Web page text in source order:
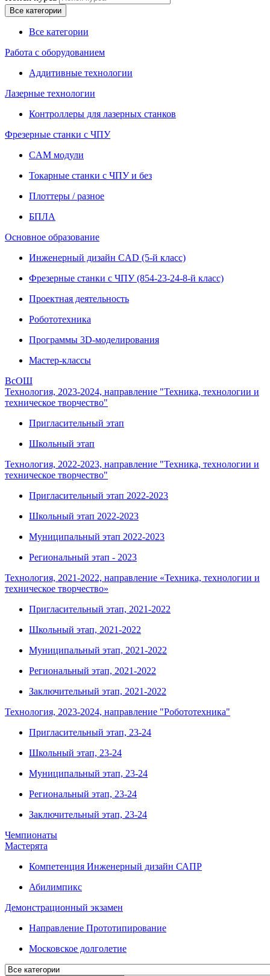
Все категории
Все категории
Работа с оборудованием
Аддитивные технологии
Лазерные технологии
Контроллеры для лазерных станков
Фрезерные станки с ЧПУ
CAM модули
Токарные станки с ЧПУ и без
Плоттеры / разное
БПЛА
Основное образование
Инженерный дизайн CAD (5-й класс)
Фрезерные станки с ЧПУ (854-23-24-8-й класс)
Проектная деятельность
Робототехника
Программы 3D-моделирования
Мастер-классы
ВсОШ
Технология, 2023-2024, направление "Техника, технологии и
техническое творчество"
Пригласительный этап
Школьный этап
Технология, 2022-2023, направление "Техника, технологии и
техническое творчество"
Пригласительный этап 2022-2023
Школьный этап 2022-2023
Муниципальный этап 2022-2023
Региональный этап - 2023
Технология, 2021-2022, направление «Техника, технологии и
техническое творчество»
Пригласительный этап, 2021-2022
Школьный этап, 2021-2022
Муниципальный этап, 2021-2022
Региональный этап, 2021-2022
Заключительный этап, 2021-2022
Технология, 2023-2024, направление "Робототехника"
Пригласительный этап, 23-24
Школьный этап, 23-24
Муниципальный этап, 23-24
Региональный этап, 23-24
Заключительный этап, 23-24
Чемпионаты
Мастерята
Компетенция Инженерный дизайн САПР
Абилимпикс
Демонстрационный экзамен
Направление Прототипирование
Московское долголетие